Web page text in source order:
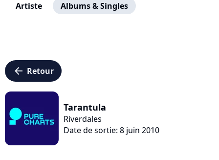
Artiste Albums & Singles
arrow_left Retour
Tarantula
Riverdales
Date de sortie: 8 juin 2010